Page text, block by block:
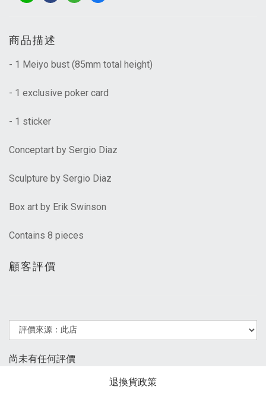
商品描述
- 1 Meiyo bust (85mm total height)
- 1 exclusive poker card
- 1 sticker
Conceptart by Sergio Diaz
Sculpture by Sergio Diaz
Box art by Erik Swinson
Contains 8 pieces
顧客評價
尚未有任何評價
退換貨政策